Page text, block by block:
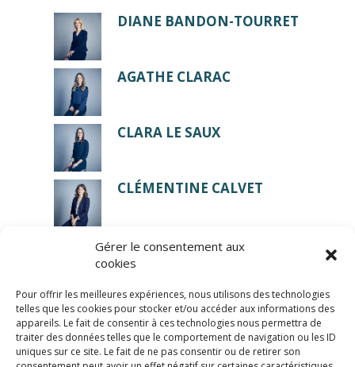
Gérer le consentement aux
cookies
Pour offrir les meilleures expériences, nous utilisons des technologies
telles que les cookies pour stocker et/ou accéder aux informations des
appareils. Le fait de consentir à ces technologies nous permettra de
traiter des données telles que le comportement de navigation ou les ID
uniques sur ce site. Le fait de ne pas consentir ou de retirer son
DIANE BANDON-TOURRET
AGATHE CLARAC
CLARA LE SAUX
CLÉMENTINE CALVET